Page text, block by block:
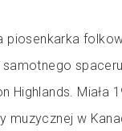
piosenkarka
Highlands. Miała
muzycznej w